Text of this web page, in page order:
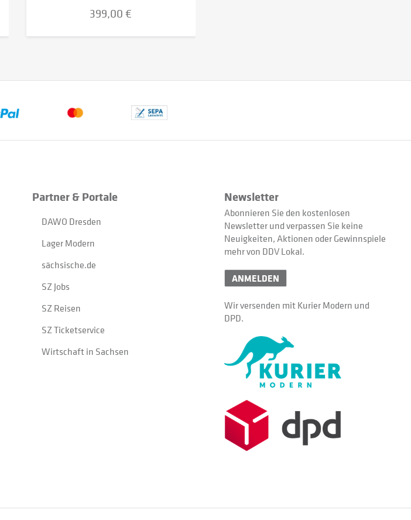
399,00 €
Partner & Portale
DAWO Dresden
Lager Modern
sächsische.de
SZ Jobs
SZ Reisen
SZ Ticketservice
Wirtschaft in Sachsen
Newsletter
Abonnieren Sie den kostenlosen
Newsletter und verpassen Sie keine
Neuigkeiten, Aktionen oder Gewinnspiele
mehr von DDV Lokal.
ANMELDEN
Wir versenden mit Kurier Modern und
DPD.